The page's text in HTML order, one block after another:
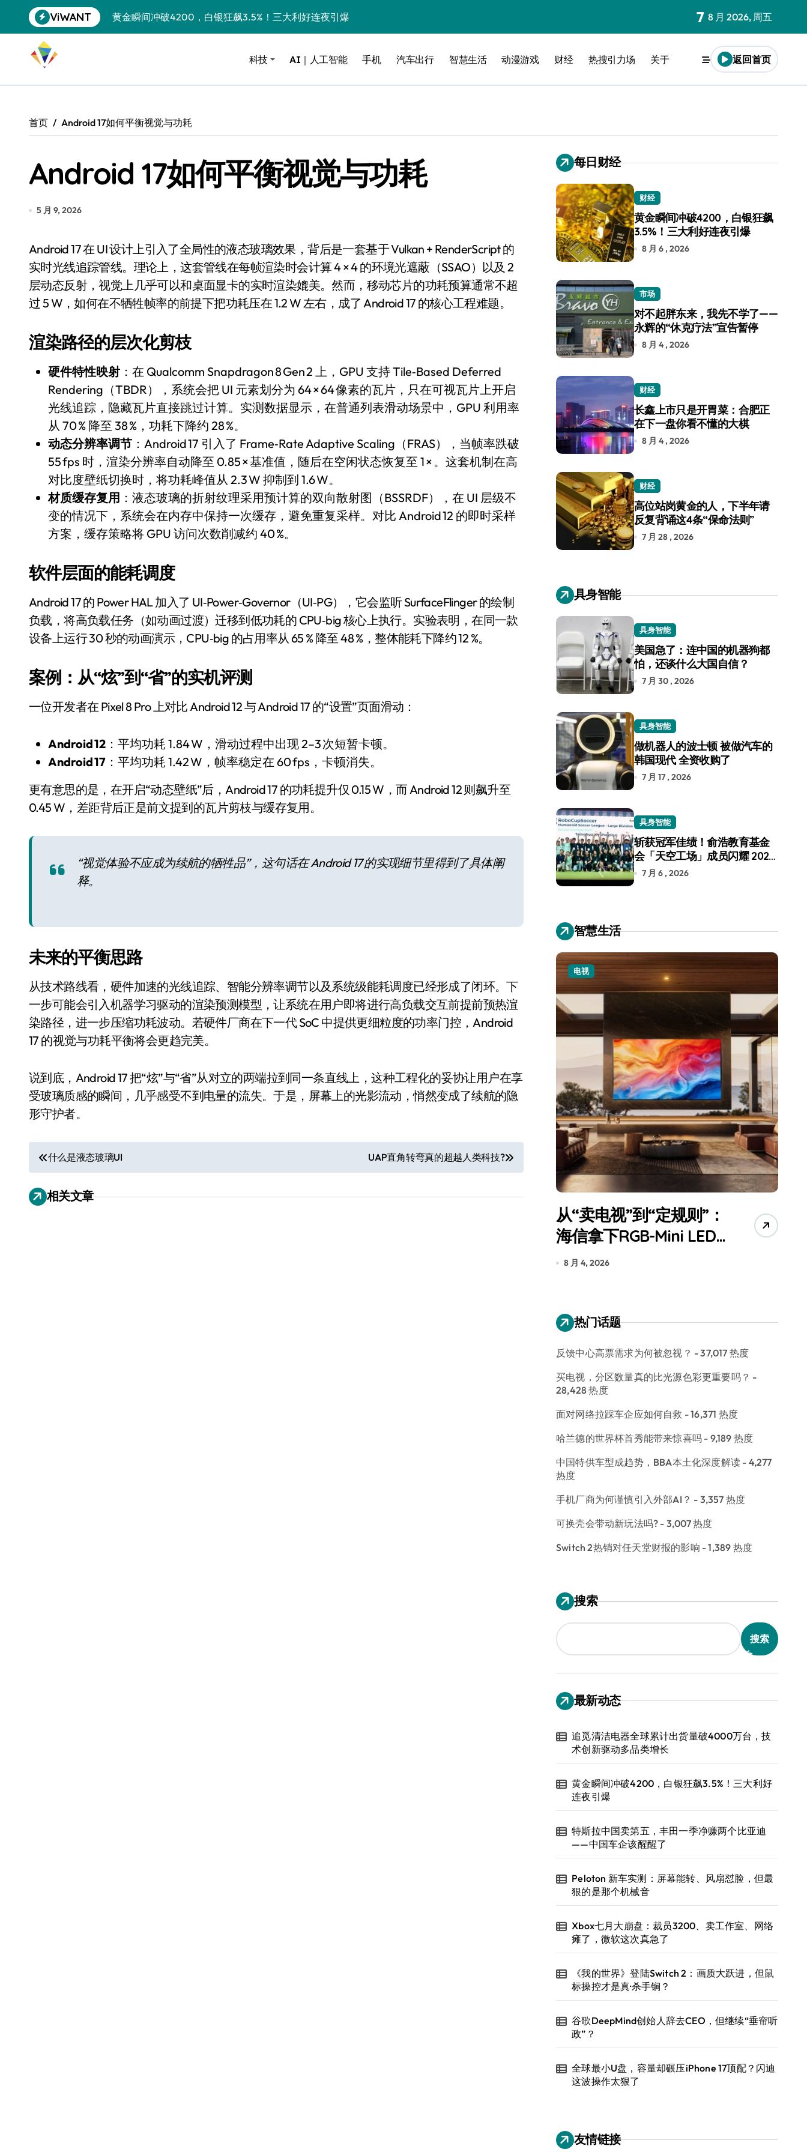
到
ViWANT
黄金瞬间冲破4200，白银狂飙3.5%！三大利好连夜引爆
Peloton 新车实测：屏幕能转、风扇怼脸，但最狠的是那个机械音
Xbox七月大崩盘：裁员3200、卖工作室、网络瘫了，微软这次真急了
谷歌DeepMind创始人辞去CEO，但继续“垂帘听政”？
全球最小U盘，容量却碾压iPhone 17顶配？闪迪这波操作太狠了
400层堆叠、性能翻倍 三星把最新存储技术给了AI
550亿美金！沙特把EA买了，但背了200亿的债
Xbox 25岁生日送壁纸送徽章，就是不送主机，你领不领？
别再用汽车USB给MacBook充电了！老司机教你3招真·快充
Windows 11家庭版和专业版，选错真的会后悔吗？
你的U盘格式对了吗？详解exFAT和NTFS的终极对决
维修店最怕的“作死”操作：把手机塞冰箱，你中招了吗？
轻到忽略不计 大疆Mini 2S内录实测，值不值得冲？
从“卖电视”到“定规则”：海信拿下RGB-Mini LED全球话语权
对不起胖东来，我先不学了——永辉的“休克疗法”宣告暂停
国际首次！中国钙钛矿探测器太空“开箱”，一边探测射线一边光伏发电
小米涨价！K90跳上3099，小米17标准版逼近4800
耳机低音像白开水？90%的人第一步就做错了
复古玩家狂喜：Anbernic第三次复刻GBA SP，情怀拉满
Xbox 360 游戏终于要登 PC，光盘党也能“以盘换数”了？
AirTag 新版到底香不香？一篇帮你避坑+种草
苹果三星偷偷在用的“无感切换”，索尼Bose却学不会？一文讲透
Apple Watch 表盘还能这么玩？保姆级教程，有手就会！
追觅清洁电器全球累计出货量破4000万台，技术创新驱动多品类增长
7 8 月 2026, 周五
科技 AI｜人工智能 手机 汽车出行 智慧生活 动漫游戏 财经 热搜引力场 关于 返回首页
首页 Android 17如何平衡视觉与功耗
Android 17如何平衡视觉与功耗
5 月 9, 2026
Android 17 在 UI 设计上引入了全局性的液态玻璃效果，背后是一套基于 Vulkan + RenderScript 的
实时光线追踪管线。理论上，这套管线在每帧渲染时会计算 4 × 4 的环境光遮蔽（SSAO）以及 2
层动态反射，视觉上几乎可以和桌面显卡的实时渲染媲美。然而，移动芯片的功耗预算通常不超
过 5 W，如何在不牺牲帧率的前提下把功耗压在 1.2 W 左右，成了 Android 17 的核心工程难题。
渲染路径的层次化剪枝
硬件特性映射 ：在 Qualcomm Snapdragon 8 Gen 2 上，GPU 支持 Tile‑Based Deferred
Rendering（TBDR），系统会把 UI 元素划分为 64 × 64 像素的瓦片，只在可视瓦片上开启
光线追踪，隐藏瓦片直接跳过计算。实测数据显示，在普通列表滑动场景中，GPU 利用率
从 70 % 降至 38 %，功耗下降约 28 %。
动态分辨率调节 ：Android 17 引入了 Frame‑Rate Adaptive Scaling（FRAS），当帧率跌破
55 fps 时，渲染分辨率自动降至 0.85 × 基准值，随后在空闲状态恢复至 1 × 。这套机制在高
对比度壁纸切换时，将功耗峰值从 2.3 W 抑制到 1.6 W。
材质缓存复用 ：液态玻璃的折射纹理采用预计算的双向散射图（BSSRDF），在 UI 层级不
变的情况下，系统会在内存中保持一次缓存，避免重复采样。对比 Android 12 的即时采样
方案，缓存策略将 GPU 访问次数削减约 40 %。
软件层面的能耗调度
Android 17 的 Power HAL 加入了 UI‑Power‑Governor（UI‑PG），它会监听 SurfaceFlinger 的绘制
负载，将高负载任务（如动画过渡）迁移到低功耗的 CPU‑big 核心上执行。实验表明，在同一款
设备上运行 30 秒的动画演示，CPU‑big 的占用率从 65 % 降至 48 %，整体能耗下降约 12 %。
案例：从“炫”到“省”的实机评测
一位开发者在 Pixel 8 Pro 上对比 Android 12 与 Android 17 的“设置”页面滑动：
Android 12 ：平均功耗 1.84 W，滑动过程中出现 2–3 次短暂卡顿。
Android 17 ：平均功耗 1.42 W，帧率稳定在 60 fps，卡顿消失。
更有意思的是，在开启“动态壁纸”后，Android 17 的功耗提升仅 0.15 W，而 Android 12 则飙升至
0.45 W，差距背后正是前文提到的瓦片剪枝与缓存复用。
“视觉体验不应成为续航的牺牲品”，这句话在 Android 17 的实现细节里得到了具体阐
释。
未来的平衡思路
从技术路线看，硬件加速的光线追踪、智能分辨率调节以及系统级能耗调度已经形成了闭环。下
一步可能会引入机器学习驱动的渲染预测模型，让系统在用户即将进行高负载交互前提前预热渲
染路径，进一步压缩功耗波动。若硬件厂商在下一代 SoC 中提供更细粒度的功率门控，Android
17 的视觉与功耗平衡将会更趋完美。
说到底，Android 17 把“炫”与“省”从对立的两端拉到同一条直线上，这种工程化的妥协让用户在享
受玻璃质感的瞬间，几乎感受不到电量的流失。于是，屏幕上的光影流动，悄然变成了续航的隐
形守护者。
文
章
导
什么是液态玻璃UI UAP直角转弯真的超越人类科技?
相关文章
每日财经
财经
黄金瞬间冲破4200，白银狂飙
3.5%！三大利好连夜引爆
8 月 6 , 2026
市场
对不起胖东来，我先不学了——
永辉的“休克疗法”宣告暂停
8 月 4 , 2026
财经
长鑫上市只是开胃菜：合肥正
在下一盘你看不懂的大棋
8 月 4 , 2026
财经
高位站岗黄金的人，下半年请
反复背诵这4条“保命法则”
7 月 28 , 2026
具身智能
具身智能
美国急了：连中国的机器狗都
怕，还谈什么大国自信？
7 月 30 , 2026
具身智能
做机器人的波士顿 被做汽车的
韩国现代 全资收购了
7 月 17 , 2026
具身智能
斩获冠军佳绩！俞浩教育基金
会「天空工场」成员闪耀 2026
RoboCup 机器人世界杯
7 月 6 , 2026
智慧生活
电视
从“卖电视”到“定规则”：
海信拿下RGB-Mini LED
全球话语权
8 月 4, 2026
热门话题
反馈中心高票需求为何被忽视？ - 37,017 热度
买电视，分区数量真的比光源色彩更重要吗？ -
28,428 热度
面对网络拉踩车企应如何自救 - 16,371 热度
哈兰德的世界杯首秀能带来惊喜吗 - 9,189 热度
中国特供车型成趋势，BBA本土化深度解读 - 4,277
热度
手机厂商为何谨慎引入外部AI？ - 3,357 热度
可换壳会带动新玩法吗? - 3,007 热度
Switch 2热销对任天堂财报的影响 - 1,389 热度
搜索
搜索
最新动态
追觅清洁电器全球累计出货量破4000万台，技
术创新驱动多品类增长
黄金瞬间冲破4200，白银狂飙3.5%！三大利好
连夜引爆
特斯拉中国卖第五，丰田一季净赚两个比亚迪
——中国车企该醒醒了
Peloton 新车实测：屏幕能转、风扇怼脸，但最
狠的是那个机械音
Xbox七月大崩盘：裁员3200、卖工作室、网络
瘫了，微软这次真急了
《我的世界》登陆Switch 2：画质大跃进，但鼠
标操控才是真·杀手锏？
谷歌DeepMind创始人辞去CEO，但继续“垂帘听
政”？
全球最小U盘，容量却碾压iPhone 17顶配？闪迪
这波操作太狠了
友情链接